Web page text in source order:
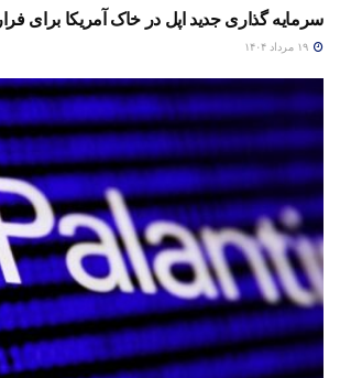
سرمایه گذاری جدید اپل در خاک آمریکا برای